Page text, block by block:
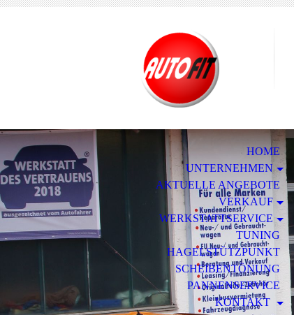
HOME
UNTERNEHMEN
AKTUELLE ANGEBOTE
VERKAUF
WERKSTATTSERVICE
TUNING
HAGELSTÜTZPUNKT
SCHEIBENTÖNUNG
PANNENSERVICE
KONTAKT